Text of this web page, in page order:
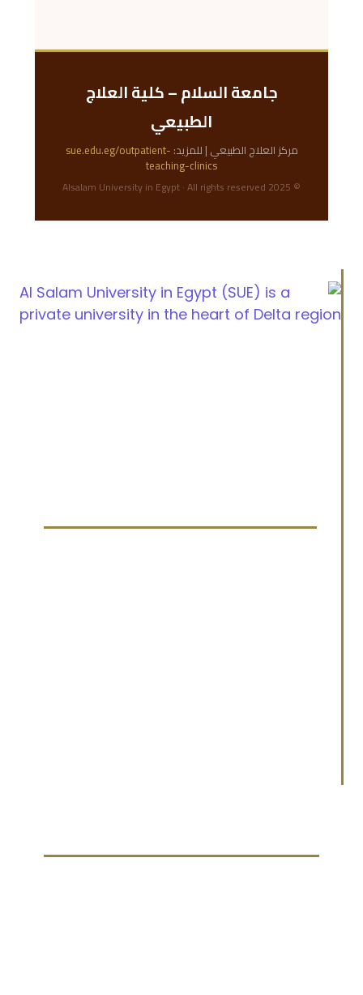
جامعة السلام – كلية العلاج
الطبيعي
مركز العلاج الطبيعي | للمزيد: sue.edu.eg/outpatient-
teaching-clinics
© 2025 Alsalam University in Egypt · All rights reserved